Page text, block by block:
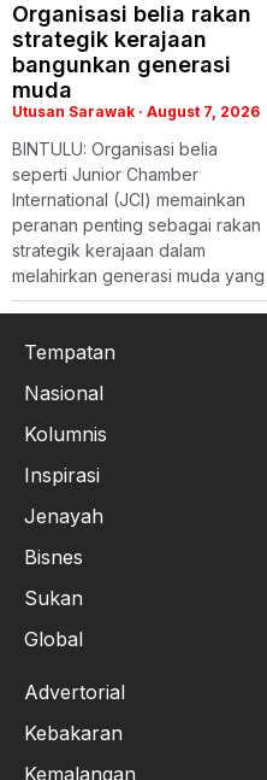
Organisasi belia rakan
strategik kerajaan
bangunkan generasi
muda
Utusan Sarawak August 7, 2026
BINTULU: Organisasi belia
seperti Junior Chamber
International (JCI) memainkan
peranan penting sebagai rakan
strategik kerajaan dalam
melahirkan generasi muda yang
Tempatan
Nasional
Kolumnis
Inspirasi
Jenayah
Bisnes
Sukan
Global
Advertorial
Kebakaran
Kemalangan